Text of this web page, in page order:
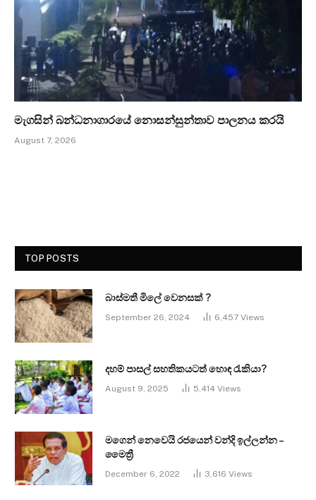
මැගසින් බන්ධනාගාරයේ නොසන්සුන්තාව පාලනය කරයි
August 7, 2026
TOP POSTS
බාස්මතී මිලේ වෙනසක් ?
September 26, 2024 6,457 Views
දහම් පාසල් සහතිකයටත් හොඳ රැකියා?
August 9, 2025 5,414 Views
මගෙන් නෙවෙයි රජයෙන් වන්දි ඉල්ලන්න –
මෛත්‍රී
December 6, 2022 3,616 Views